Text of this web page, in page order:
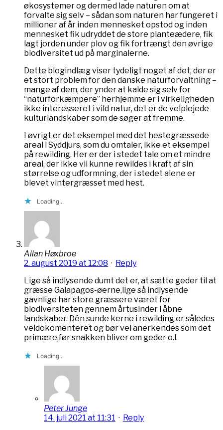
økosystemer og dermed lade naturen om at
forvalte sig selv – sådan som naturen har fungeret i
millioner af år inden mennesket opstod og inden
mennesket fik udryddet de store planteædere, fik
lagt jorden under plov og fik fortrængt den øvrige
biodiversitet ud på marginalerne.
Dette blogindlæg viser tydeligt noget af det, der er
et stort problem for den danske naturforvaltning –
mange af dem, der ynder at kalde sig selv for
“naturforkæmpere” herhjemme er i virkeligheden
ikke interesseret i vild natur, det er de velplejede
kulturlandskaber som de søger at fremme.
I øvrigt er det eksempel med det hestegræssede
areal i Syddjurs, som du omtaler, ikke et eksempel
på rewilding. Her er der i stedet tale om et mindre
areal, der ikke vil kunne rewildes i kraft af sin
størrelse og udformning, der i stedet alene er
blevet vintergræsset med hest.
Loading...
Allan Høxbroe
2. august 2019 at 12:08 · Reply
Lige så indlysende dumt det er, at sætte geder til at
græsse Galapagos-øerne,lige så indlysende
gavnlige har store græssere været for
biodiversiteten gennem årtusinder i åbne
landskaber. Dén sunde kerne i rewilding er således
veldokomenteret og bør vel anerkendes som det
primære,før snakken bliver om geder o.l.
Loading...
Peter Junge
14. juli 2021 at 11:31 · Reply